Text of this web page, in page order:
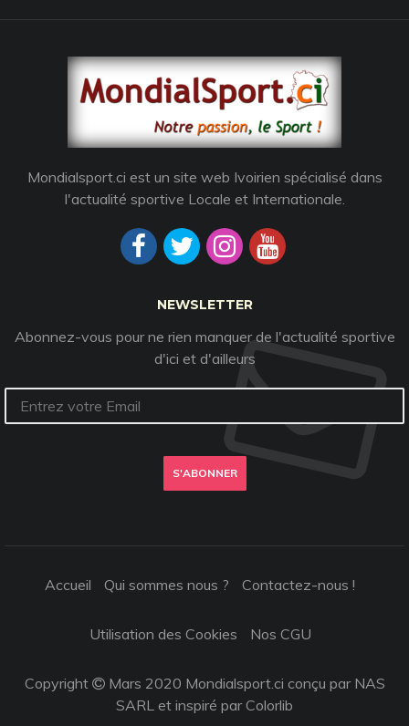
Mondialsport.ci est un site web Ivoirien spécialisé dans
l'actualité sportive Locale et Internationale.
NEWSLETTER
Abonnez-vous pour ne rien manquer de l'actualité sportive
d'ici et d'ailleurs
S'ABONNER
Accueil Qui sommes nous ? Contactez-nous !
Utilisation des Cookies Nos CGU
Copyright
Mars 2020 Mondialsport.ci conçu par NAS
SARL et inspiré parColorlib